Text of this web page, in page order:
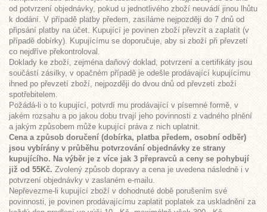
od potvrzení objednávky, pokud u jednotlivého zboží neuvádí jinou lhůtu
k dodání. V případě platby předem, zasíláme nejpozději do 7 dnů od
připsání platby na účet. Kupující je povinen zboží převzít a zaplatit (v
případě dobírky). Kupujícímu se doporučuje, aby si zboží při převzetí
co nejdříve překontroloval.
Doklady ke zboží, zejména daňový doklad, potvrzení a certifikáty jsou
součástí zásilky, v opačném případě je odešle prodávající kupujícímu
ihned po převzetí zboží, nejpozději do dvou dnů od převzetí zboží
spotřebitelem.
Požádá-li o to kupující, potvrdí mu prodávající v písemné formě, v
jakém rozsahu a po jakou dobu trvají jeho povinnosti z vadného plnění
a jakým způsobem může kupující práva z nich uplatnit.
Cena a způsob doručení (dobírka, platba předem, osobní odběr)
jsou vybírány v průběhu potvrzování objednávky ze strany
kupujícího. Na výběr je z více jak 3 přepravců a ceny se pohybují
již od 55Kč. Zvolený způsob dopravy a cena je uvedena následně i v
potvrzení objednávky v zaslaném e-mailu.
Nepřevezme-li kupující zboží v dohodnuté době porušením své
povinnosti, je povinen prodávajícímu zaplatit poplatek za uskladnění za